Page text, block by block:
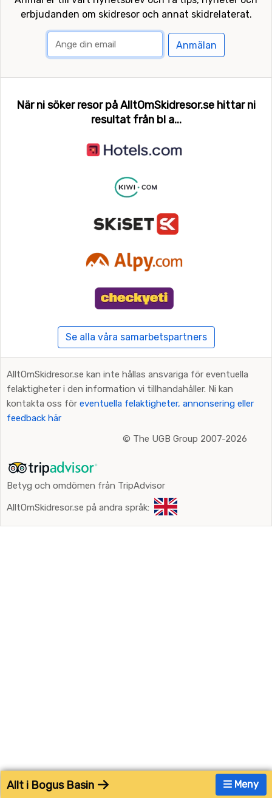
Meny
Allt i Bogus Basin
erbjudanden om skidresor och annat skidrelaterat.
Anmälan
När ni söker resor på AlltOmSkidresor.se hittar ni
resultat från bl a...
Se alla våra samarbetspartners
AlltOmSkidresor.se kan inte hållas ansvariga för eventuella
felaktigheter i den information vi tillhandahåller. Ni kan
kontakta oss för eventuella felaktigheter, annonsering eller
feedback här
© The UGB Group 2007-2026
Betyg och omdömen från TripAdvisor
AlltOmSkidresor.se på andra språk: